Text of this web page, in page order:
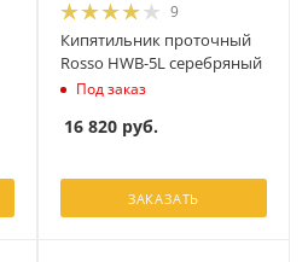
9
Кипятильник проточный
Rosso HWB-5L серебряный
Под заказ
16 820 руб.
ЗАКАЗАТЬ